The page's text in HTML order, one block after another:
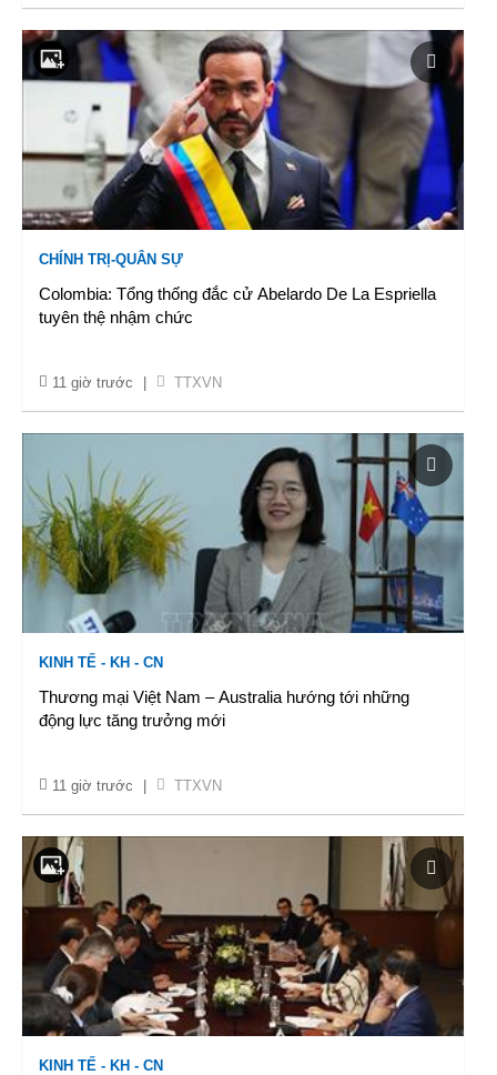
CHÍNH TRỊ-QUÂN SỰ
Colombia: Tổng thống đắc cử Abelardo De La Espriella
tuyên thệ nhậm chức
11 giờ trước TTXVN
KINH TẾ - KH - CN
Thương mại Việt Nam – Australia hướng tới những
động lực tăng trưởng mới
11 giờ trước TTXVN
KINH TẾ - KH - CN